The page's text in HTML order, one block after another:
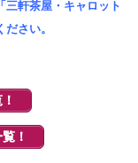
三軒茶屋・キャロット
さい。
！